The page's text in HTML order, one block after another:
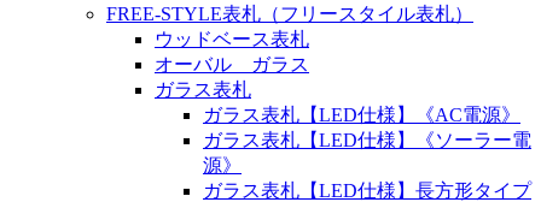
FREE-STYLE表札（フリースタイル表札）
ウッドベース表札
オーバル ガラス
ガラス表札
ガラス表札【LED仕様】《AC電源》
ガラス表札【LED仕様】《ソーラー電
源》
ガラス表札【LED仕様】長方形タイプ